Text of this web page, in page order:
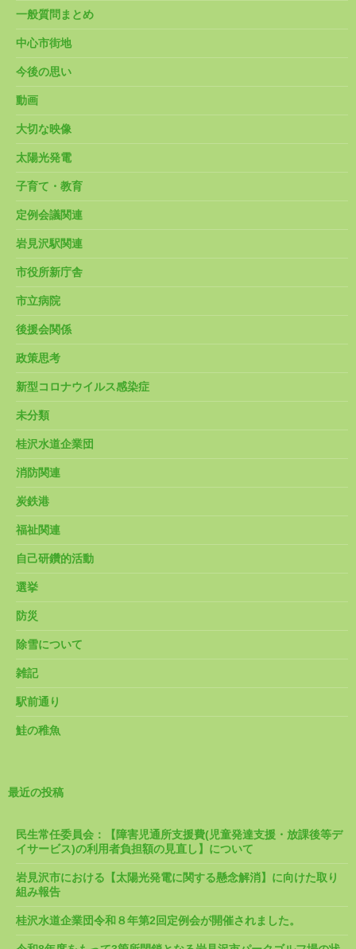
一般質問まとめ
中心市街地
今後の思い
動画
大切な映像
太陽光発電
子育て・教育
定例会議関連
岩見沢駅関連
市役所新庁舎
市立病院
後援会関係
政策思考
新型コロナウイルス感染症
未分類
桂沢水道企業団
消防関連
炭鉄港
福祉関連
自己研鑽的活動
選挙
防災
除雪について
雑記
駅前通り
鮭の稚魚
最近の投稿
民生常任委員会：【障害児通所支援費(児童発達支援・放課後等デ
イサービス)の利用者負担額の見直し】について
岩見沢市における【太陽光発電に関する懸念解消】に向けた取り
組み報告
桂沢水道企業団令和８年第2回定例会が開催されました。